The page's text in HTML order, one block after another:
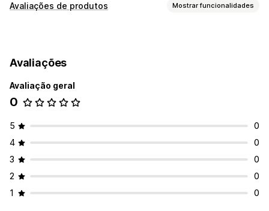
Avaliações de produtos Mostrar funcionalidades
Carrosséis Página de todas as avaliações
Principais avaliações
Sínteses de avaliações
Avaliações
Avaliação geral
0
5
0
4
0
3
0
2
0
1
0